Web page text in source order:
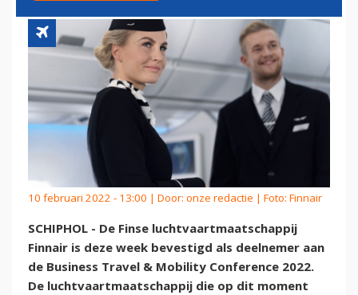
10 februari 2022 - 13:00 | Door: onze redactie | Foto: Finnair
SCHIPHOL - De Finse luchtvaartmaatschappij
Finnair is deze week bevestigd als deelnemer aan
de Business Travel & Mobility Conference 2022.
De luchtvaartmaatschappij die op dit moment